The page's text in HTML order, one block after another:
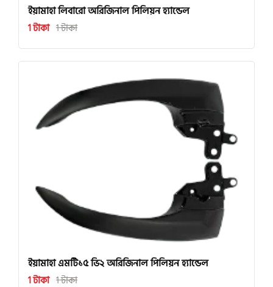
ইয়ামাহা লিবারো অরিজিনাল পিলিয়ন হ্যান্ডেল
1 টাকা 1 টাকা
ইয়ামাহা এমটি১৫ ভি২ অরিজিনাল পিলিয়ন হ্যান্ডেল
1 টাকা 1 টাকা